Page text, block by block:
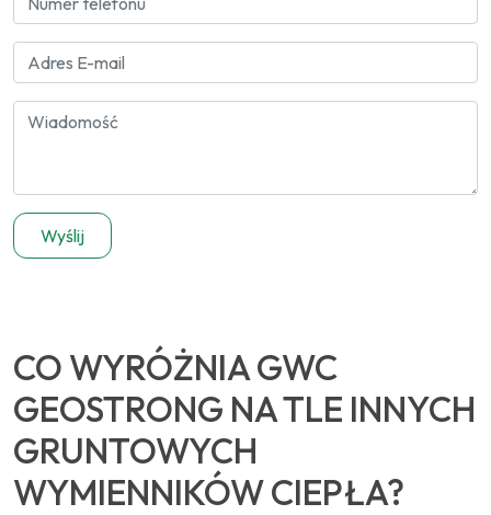
CO WYRÓŻNIA GWC
GEOSTRONG NA TLE INNYCH
GRUNTOWYCH
WYMIENNIKÓW CIEPŁA?